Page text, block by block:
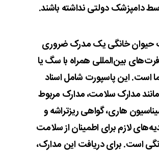
دامپزشک دولتی نداشته باشند.
حیوان خانگی یک مدرک ضروری
بین‌المللی همراه با سگ یا
است. این پاسپورت شامل اسناد
مدارک سلامت، مدارک مربوط
هاری، گواهی ریزتراشه و
لازم برای اطمینان از سلامت
است. برای دریافت این مدارک،